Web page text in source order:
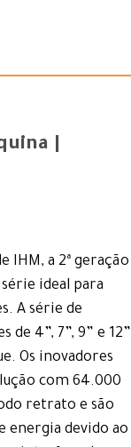
|
IHM, a 2ª geração
série ideal para
A série de
4”, 7”, 9” e 12”
Os inovadores
com 64.000
retrato e são
energia devido ao